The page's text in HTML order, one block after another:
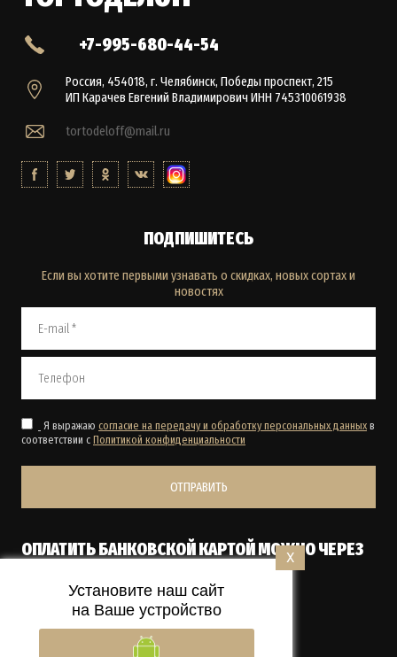
+7-995-680-44-54
Россия, 454018, г. Челябинск, Победы проспект, 215
ИП Карачев Евгений Владимирович ИНН 745310061938
tortodeloff@mail.ru
ПОДПИШИТЕСЬ
Если вы хотите первыми узнавать о скидках, новых сортах и
новостях
Я выражаю согласие на передачу и обработку персональных данных в
соответствии с Политикой конфиденциальности
ОТПРАВИТЬ
ОПЛАТИТЬ БАНКОВСКОЙ КАРТОЙ МОЖНО ЧЕРЕЗ
ТЕРМИНАЛ КУРЬЕРУ ПРИ ПОЛУЧЕНИИ.
X
Установите наш сайт
на Ваше устройство